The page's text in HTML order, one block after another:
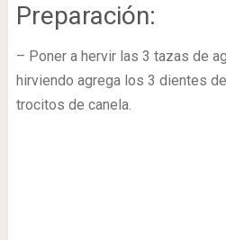
Preparación:
– Poner a hervir las 3 tazas de
hirviendo agrega los 3 dientes
trocitos de canela.